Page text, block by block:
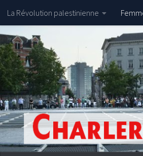
Skip to content
La Révolution palestinienne